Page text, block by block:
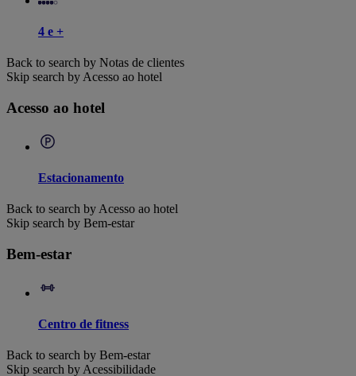
4 e +
Back to search by Notas de clientes
Skip search by Acesso ao hotel
Acesso ao hotel
Estacionamento
Back to search by Acesso ao hotel
Skip search by Bem-estar
Bem-estar
Centro de fitness
Back to search by Bem-estar
Skip search by Acessibilidade